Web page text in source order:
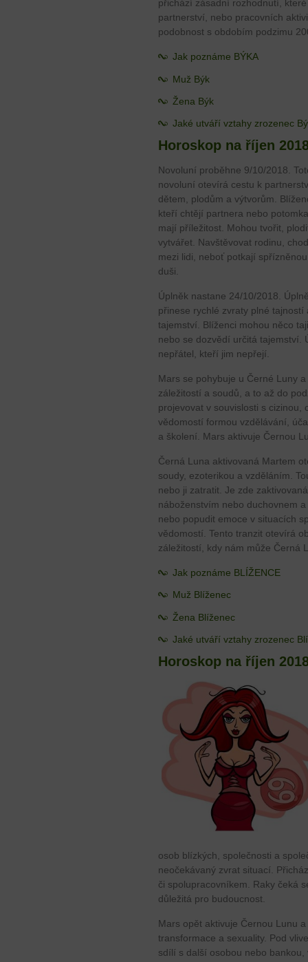
přichází zásadní rozhodnutí,
partnerství, nebo pracovních
podobnost s obdobím podzimu
Jak poznáme BÝKA
Muž Býk
Žena Býk
Jaké utváří vztahy zrozenec
Horoskop na říjen
Novoluní proběhne 9/10/2018.
novoluní otevírá cestu k
dětem, plodům a výtvorům.
kteří chtějí partnera nebo
mají příležitost. Mohou tvořit,
vytvářet. Navštěvovat rodinu,
mezi lidi, neboť potkají spřízněnou
duši.
Úplněk nastane 24/10/2018.
přinese rychlé zvraty plné tajností
tajemství. Blíženci mohou něco
nebo se dozvědí určitá tajemství.
nepřátel, kteří jim nepřejí.
Mars se pohybuje u Černé Luny
záležitostí a soudů, a to až do
projevovat v souvislosti s
vědomostí formou vzdělávání,
a školení. Mars aktivuje Černou
Černá Luna aktivovaná Martem
soudy, ezoterikou a vzděláním.
nebo ji zatratit. Je zde
náboženstvím nebo duchovnem
nebo popudit emoce v situacích
vědomostí. Tento tranzit otevírá
záležitostí, kdy nám může Černá
Jak poznáme BLÍŽENCE
Muž Blíženec
Žena Blíženec
Jaké utváří vztahy zrozenec
Horoskop na říjen
osob blízkých, společnosti a
neočekávaný zvrat situací.
či spolupracovníkem. Raky čeká
důležitá pro budoucnost.
Mars opět aktivuje Černou Lunu
transformace a sexuality. Pod
sdílí s další osobou nebo